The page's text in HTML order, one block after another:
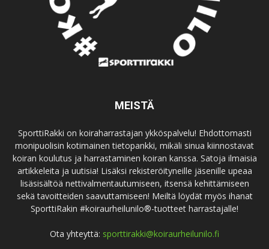
MEISTÄ
SporttiRakki on koiraharrastajan ykköspalvelu! Ehdottomasti
monipuolisin kotimainen tietopankki, mikäli sinua kiinnostavat
koiran koulutus ja harrastaminen koiran kanssa. Satoja ilmaisia
artikkeleita ja uutisia! Lisäksi rekisteröityneille jäsenille upeaa
lisäsisältöä nettivalmentautumiseen, itsensä kehittämiseen
sekä tavoitteiden saavuttamiseen! Meiltä löydät myös ihanat
SporttiRakin #koiraurheilunilo®-tuotteet harrastajalle!
Ota yhteyttä: sporttirakki@koiraurheilunilo.fi